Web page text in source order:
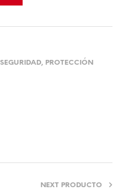
, PROTECCIÓN
NEXT PRODUCTO